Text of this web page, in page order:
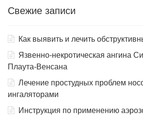
Свежие записи
Как выявить и лечить
Язвенно-некротическая ангина
Плаута-Венсана
Лечение простудных проблем
ингаляторами
Инструкция по применению